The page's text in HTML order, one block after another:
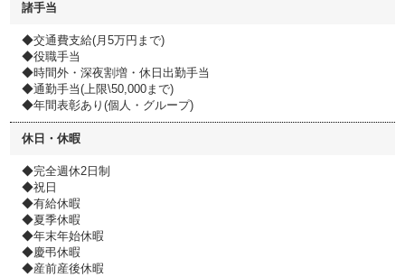
諸手当
◆交通費支給(月5万円まで)
◆役職手当
◆時間外・深夜割増・休日出勤手当
◆通勤手当(上限\50,000まで)
◆年間表彰あり(個人・グループ)
休日・休暇
◆完全週休2日制
◆祝日
◆有給休暇
◆夏季休暇
◆年末年始休暇
◆慶弔休暇
◆産前産後休暇